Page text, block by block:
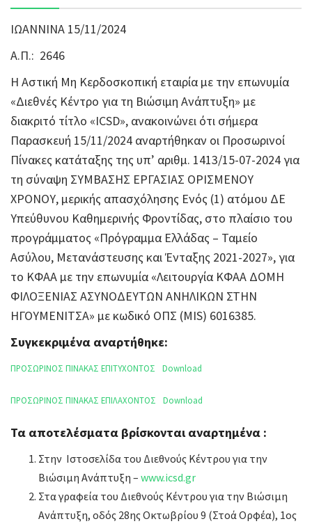
ΙΩΑΝΝΙΝΑ 15/11/2024
Α.Π.: 2646
Η Αστική Μη Κερδοσκοπική εταιρία με την επωνυμία
«Διεθνές Κέντρο για τη Βιώσιμη Ανάπτυξη» με
διακριτό τίτλο «ICSD», ανακοινώνει ότι σήμερα
Παρασκευή 15/11/2024 αναρτήθηκαν οι Προσωρινοί
Πίνακες κατάταξης της υπ’ αριθμ. 1413/15-07-2024 για
τη σύναψη ΣΥΜΒΑΣΗΣ ΕΡΓΑΣΙΑΣ ΟΡΙΣΜΕΝΟΥ
ΧΡΟΝΟΥ, μερικής απασχόλησης Ενός (1) ατόμου ΔΕ
Υπεύθυνου Καθημερινής Φροντίδας, στο πλαίσιο του
προγράμματος «Πρόγραμμα Ελλάδας – Ταμείο
Ασύλου, Μετανάστευσης και Ένταξης 2021-2027», για
το ΚΦΑΑ με την επωνυμία «Λειτουργία ΚΦΑΑ ΔΟΜΗ
ΦΙΛΟΞΕΝΙΑΣ ΑΣΥΝΟΔΕΥΤΩΝ ΑΝΗΛΙΚΩΝ ΣΤΗΝ
ΗΓΟΥΜΕΝΙΤΣΑ» με κωδικό ΟΠΣ (MIS) 6016385.
Συγκεκριμένα αναρτήθηκε:
ΠΡΟΣΩΡΙΝΟΣ ΠΙΝΑΚΑΣ ΕΠΙΤΥΧΟΝΤΟΣ Download
ΠΡΟΣΩΡΙΝΟΣ ΠΙΝΑΚΑΣ ΕΠΙΛΑΧΟΝΤΟΣ Download
Τα αποτελέσματα βρίσκονται αναρτημένα :
Στην Ιστοσελίδα του Διεθνούς Κέντρου για την
Βιώσιμη Ανάπτυξη – www.icsd.gr
Στα γραφεία του Διεθνούς Κέντρου για την Βιώσιμη
Ανάπτυξη, οδός 28ης Οκτωβρίου 9 (Στοά Ορφέα), 1ος